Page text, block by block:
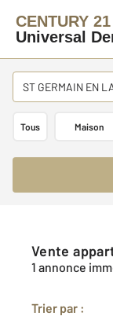
CENTURY 21
Universal
ST GERMAIN EN
Tous Maison
Vente
1 annonce
Trier par :